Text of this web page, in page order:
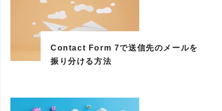
Contact Form 7で送信先のメールを
振り分ける方法